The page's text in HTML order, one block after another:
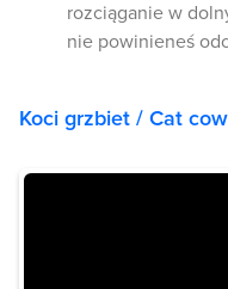
rozciąganie w
nie powinieneś
Koci grzbiet / Cat